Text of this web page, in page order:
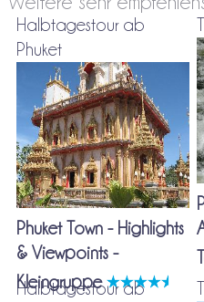
Halbtagestour ab
Phuket
Phuket Town - Highlights
& Viewpoints -
Kleingruppe
Halbtagestour ab